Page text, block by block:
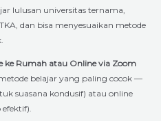
lulusan universitas ternama,
dan bisa menyesuaikan metode
ke Rumah atau Online via Zoom
belajar yang paling cocok —
suasana kondusif) atau online